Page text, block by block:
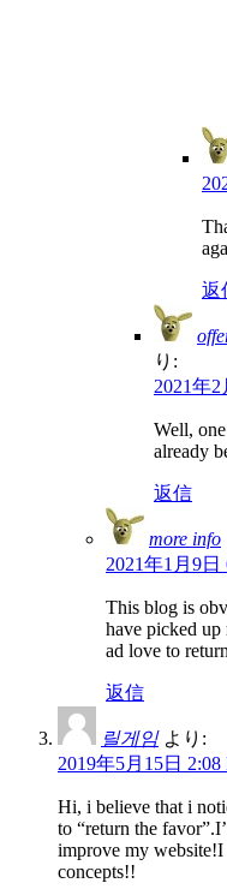
返
り:
2021年
Well,
already
返信
more info
2021年1月9日
This blog is
have picked
ad love to
返信
릴게임 より:
2019年5月15日 2:08
Hi, i believe that i
to “return the
improve my website!I
concepts!!